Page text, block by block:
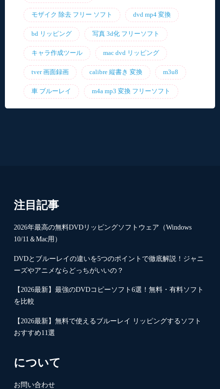
モザイク 除去 フリー ソフト dvd mp4 変換
bd リッピング 写真 3d化 フリーソフト
キャラ作成ツール mac dvd リッピング
tver 画面録画 calibre 縦書き 変換 m3u8
車 ブルーレイ m4a mp3 変換 フリーソフト
注目記事
2026年最高の無料DVDリッピングソフトウェア（Windows
10/11＆Mac用）
DVDとブルーレイの違いを5つのポイントで徹底解説！ジャニ
ーズやアニメならどっちがいいの？
【2026最新】最強のDVDコピーソフト6選！無料・有料ソフト
を比較
【2026最新】無料で使えるブルーレイ リッピングするソフト
おすすめ11選
について
お問い合わせ